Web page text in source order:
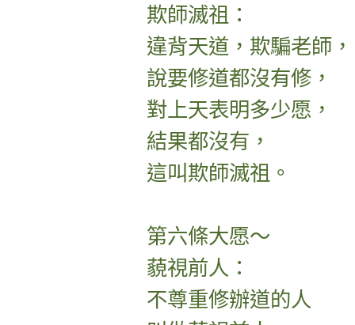
欺師滅祖：
違背天道，欺騙老師，
說要修道都沒有修，
對上天表明多少愿，
結果都沒有，
這叫欺師滅祖。
第六條大愿～
藐視前人：
不尊重修辦道的人